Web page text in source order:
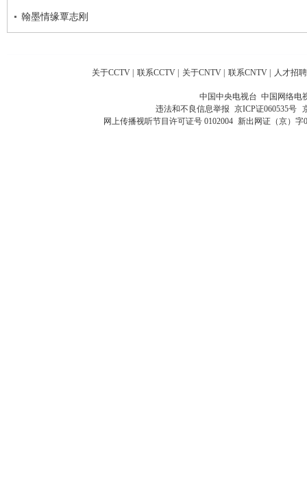
翰墨情缘覃志刚
关于CCTV 联系CCTV 关于CNTV 联系CNTV 人才招聘
中国中央电视台 中国网络电
违法和不良信息举报 京ICP证060535号
网上传播视听节目许可证号 0102004 新出网证（京）